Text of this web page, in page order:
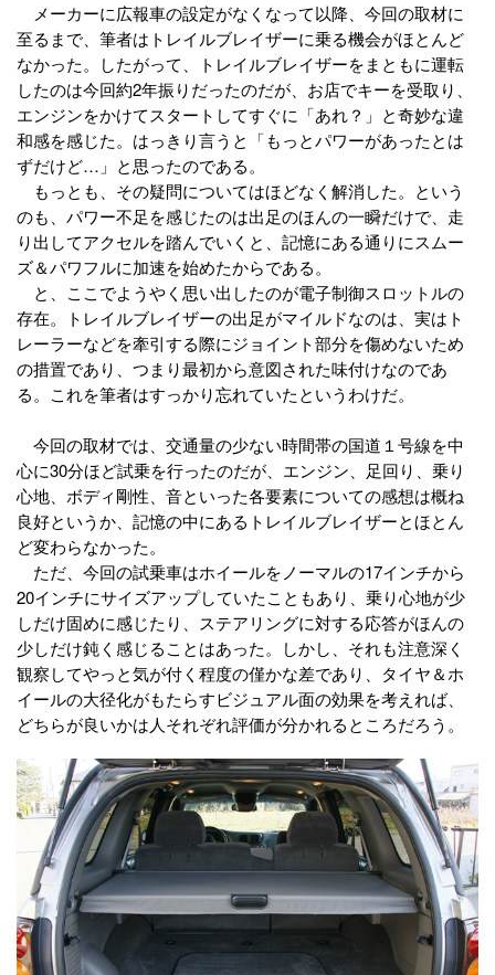
メーカーに広報車の設定がなくなって以降、今回の取材に
至るまで、筆者はトレイルブレイザーに乗る機会がほとんど
なかった。したがって、トレイルブレイザーをまともに運転
したのは今回約2年振りだったのだが、お店でキーを受取り、
エンジンをかけてスタートしてすぐに「あれ？」と奇妙な違
和感を感じた。はっきり言うと「もっとパワーがあったとは
ずだけど…」と思ったのである。
もっとも、その疑問についてはほどなく解消した。という
のも、パワー不足を感じたのは出足のほんの一瞬だけで、走
り出してアクセルを踏んでいくと、記憶にある通りにスムー
ズ＆パワフルに加速を始めたからである。
と、ここでようやく思い出したのが電子制御スロットルの
存在。トレイルブレイザーの出足がマイルドなのは、実はト
レーラーなどを牽引する際にジョイント部分を傷めないため
の措置であり、つまり最初から意図された味付けなのであ
る。これを筆者はすっかり忘れていたというわけだ。
今回の取材では、交通量の少ない時間帯の国道１号線を中
心に30分ほど試乗を行ったのだが、エンジン、足回り、乗り
心地、ボディ剛性、音といった各要素についての感想は概ね
良好というか、記憶の中にあるトレイルブレイザーとほとん
ど変わらなかった。
ただ、今回の試乗車はホイールをノーマルの17インチから
20インチにサイズアップしていたこともあり、乗り心地が少
しだけ固めに感じたり、ステアリングに対する応答がほんの
少しだけ鈍く感じることはあった。しかし、それも注意深く
観察してやっと気が付く程度の僅かな差であり、タイヤ＆ホ
イールの大径化がもたらすビジュアル面の効果を考えれば、
どちらが良いかは人それぞれ評価が分かれるところだろう。